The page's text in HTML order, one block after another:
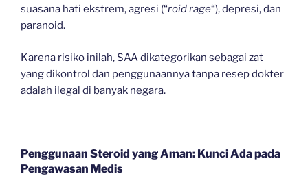
suasana hati ekstrem, agresi (“roid rage“), depresi, dan
paranoid.
Karena risiko inilah, SAA dikategorikan sebagai zat
yang dikontrol dan penggunaannya tanpa resep dokter
adalah ilegal di banyak negara.
Penggunaan Steroid yang Aman: Kunci Ada pada
Pengawasan Medis